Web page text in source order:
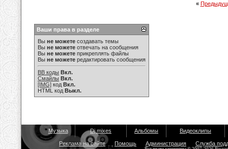
«
Ваши права в разделе
Вы не можете создавать темы
Вы не можете отвечать на сообщения
Вы не можете прикреплять файлы
Вы не можете редактировать сообщения
BB коды Вкл.
Смайлы Вкл.
[IMG] код Вкл.
HTML код Выкл.
Музыка Dj mixes Альбомы Видеоклипы
Реклама на сайте Помощь Администрация Служба